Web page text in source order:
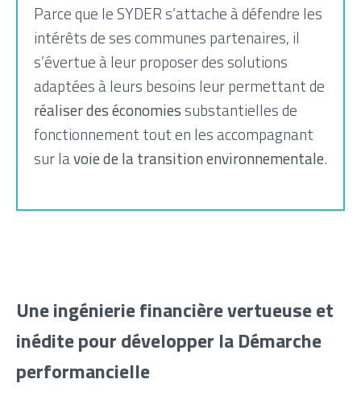
Parce que le SYDER s’attache à défendre les
intérêts de ses communes partenaires, il
s’évertue à leur proposer des solutions
adaptées à leurs besoins leur permettant de
réaliser des économies substantielles de
fonctionnement tout en les accompagnant
sur lavoie de la transition environnementale.
Une ingénierie financière vertueuse et
inédite pour développer la Démarche
performancielle